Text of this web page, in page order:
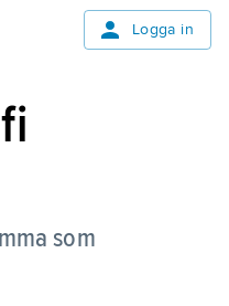
Logga in
som